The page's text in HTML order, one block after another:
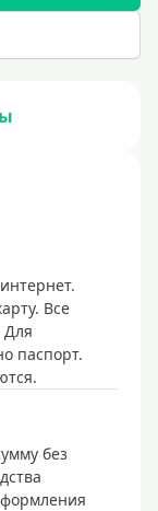
Все
Для
паспорт.
без